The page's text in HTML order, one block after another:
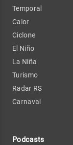
Temporal
Calor
Ciclone
El Niño
La Niña
Turismo
Radar RS
Carnaval
Podcasts